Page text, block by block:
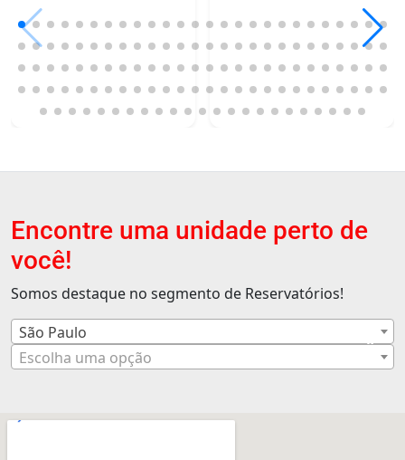
Encontre uma unidade perto de
você!
Somos destaque no segmento de Reservatórios!
×
São Paulo
Escolha uma opção